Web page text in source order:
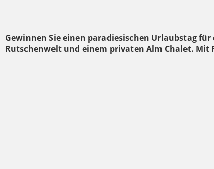
Gewinnen Sie einen paradiesischen Urlaubstag
Rutschenwelt und einem privaten Alm Chalet. Mit